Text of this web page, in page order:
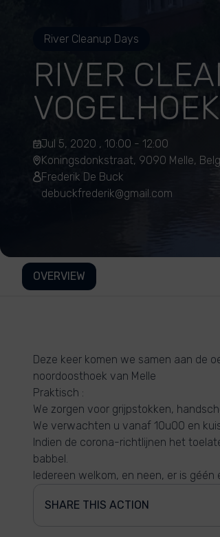
River Cleanup Days
RIVER
VOGELHOEK
Jul 5, 2020 , 10:00 - 12:00
Koningsdonkstraat, 9090 Melle,
Frederik De Buck
debuckfrederik@gmail.com
OVERVIEW
Deze keer komen we samen aan de
noordoosthoek van Melle
Praktisch :
We zorgen voor grijpstokken,
We verwachten u vanaf 10u00 en
Indien de corona-richtlijnen het
babbel.
Iedereen welkom, en neen, er is
SHARE THIS ACTION